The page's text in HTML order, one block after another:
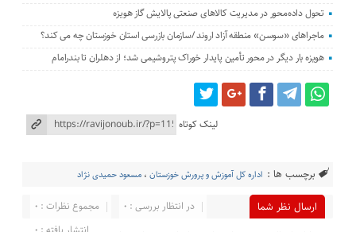
تحول داده‌محور در مدیریت کالاهای صنعتی پالایش گاز هویزه
ماجراهای «سوسن» منطقه آزاد اروند /سازمان بازرسی استان خوزستان چه می کند؟
هویزه بار دیگر در محور تأمین پایدار خوراک پتروشیمی شد؛ از دهلران تا بندرامام
لینک کوتاه
برچسب ها : اداره کل آموزش و پرورش خوزستان ،مسعود حمیدی نژاد
ارسال نظر شما مجموع نظرات : 0
در انتظار بررسی : 0